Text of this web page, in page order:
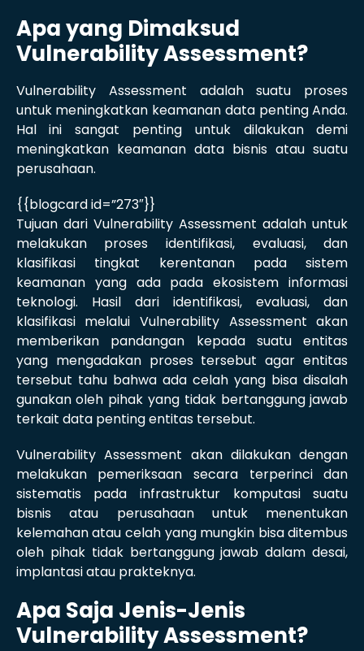
Apa yang Dimaksud
Vulnerability Assessment?
Vulnerability Assessment adalah suatu proses
untuk meningkatkan keamanan data penting Anda.
Hal ini sangat penting untuk dilakukan demi
meningkatkan keamanan data bisnis atau suatu
perusahaan.
{{blogcard id=”273″}}
Tujuan dari Vulnerability Assessment adalah untuk
melakukan proses identifikasi, evaluasi, dan
klasifikasi tingkat kerentanan pada sistem
keamanan yang ada pada ekosistem informasi
teknologi. Hasil dari identifikasi, evaluasi, dan
klasifikasi melalui Vulnerability Assessment akan
memberikan pandangan kepada suatu entitas
yang mengadakan proses tersebut agar entitas
tersebut tahu bahwa ada celah yang bisa disalah
gunakan oleh pihak yang tidak bertanggung jawab
terkait data penting entitas tersebut.
Vulnerability Assessment akan dilakukan dengan
melakukan pemeriksaan secara terperinci dan
sistematis pada infrastruktur komputasi suatu
bisnis atau perusahaan untuk menentukan
kelemahan atau celah yang mungkin bisa ditembus
oleh pihak tidak bertanggung jawab dalam desai,
implantasi atau prakteknya.
Apa Saja Jenis-Jenis
Vulnerability Assessment?